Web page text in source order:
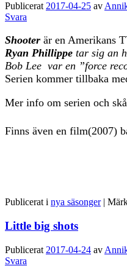
Publicerat 2017-04-25 av
Svara
Shooter är en Amerikans
Ryan Phillippe tar sig an
Bob Lee var en ”force
Serien kommer tillbaka
Mer info om serien och
Finns även en film(2007)
Publicerat i nya säsonger |
Little big shots
Publicerat 2017-04-24 av
Svara